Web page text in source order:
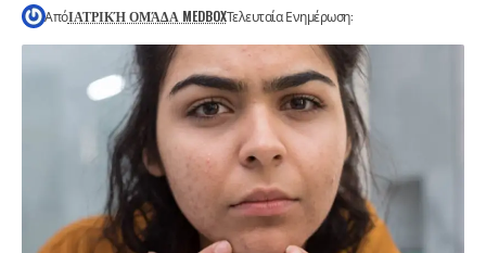
ΑπόΙΑΤΡΙΚΉ ΟΜΆΔΑ MEDBOXΤελευταία Ενημέρωση: